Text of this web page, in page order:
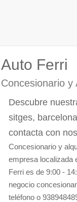
Auto Ferri
Concesionario y
Descubre
sitges,
contacta con
Concesionario y
empresa localizada
Ferri es de 9:00 -
negocio
teléfono o